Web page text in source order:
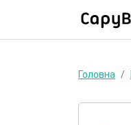
Головна